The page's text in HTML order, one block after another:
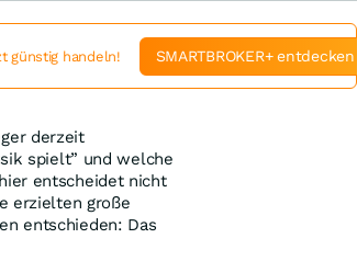
derzeit
spielt” und welche
entscheidet nicht
erzielten große
entschieden: Das
günstig handeln! SMARTBROKER+ entdecken